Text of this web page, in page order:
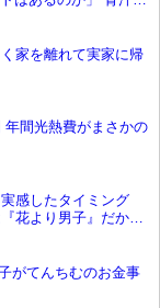
家を離れて実家に帰
年間光熱費がまさかの
感したタイミング
花より男子』だか
がてんちむのお金事